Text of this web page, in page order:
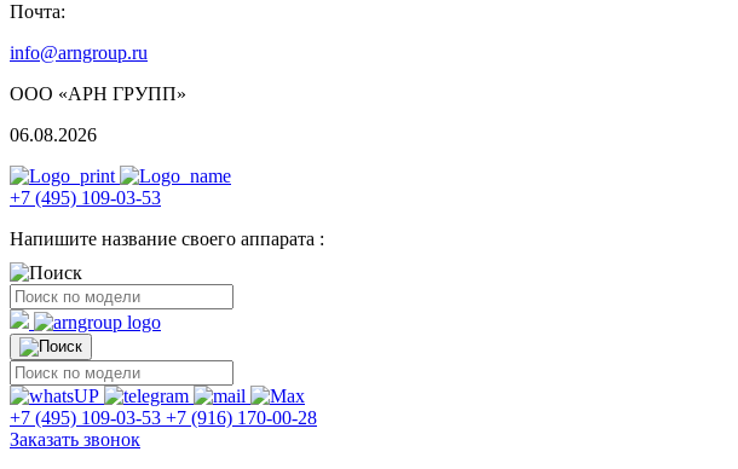
Почта:
info@arngroup.ru
ООО «АРН ГРУПП»
06.08.2026
+7 (495) 109-03-53
Напишите название своего аппарата :
+7 (495) 109-03-53 +7 (916) 170-00-28
Заказать звонок